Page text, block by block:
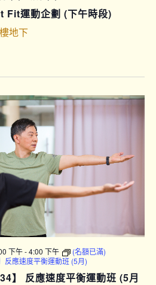
Fit運動企劃 (下午時段)
地下
下午-4:00 下午
(名額已滿)
反應速度平衡運動班 (5月)
】 反應速度平衡運動班 (5月